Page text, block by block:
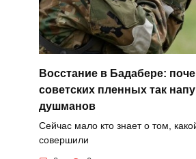
Восстание в Бадабере:
советских пленных так
душманов
Сейчас мало кто знает о том,
совершили